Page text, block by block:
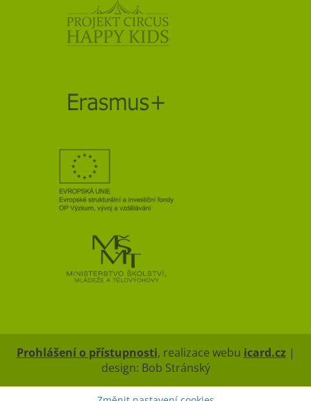
Prohlášení o přístupnosti, realizace webu icard.cz|
design: Bob Stránský